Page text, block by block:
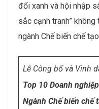
đổi xanh và hội nhập
sắc cạnh tranh”
ngành Chế biến chế
Lễ Công bố và Vinh
Top 10 Doanh
Ngành Chế biến chế